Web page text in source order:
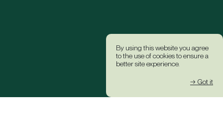
By using this website you agree
to the use of cookies to ensure a
better site experience.
→ Got it